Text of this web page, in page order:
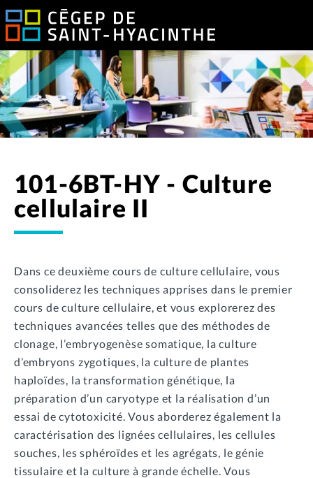
101-6BT-HY - Culture
cellulaire II
Dans ce deuxième cours de culture cellulaire, vous
consoliderez les techniques apprises dans le premier
cours de culture cellulaire, et vous explorerez des
techniques avancées telles que des méthodes de
clonage, l’embryogenèse somatique, la culture
d’embryons zygotiques, la culture de plantes
haploïdes, la transformation génétique, la
préparation d’un caryotype et la réalisation d’un
essai de cytotoxicité. Vous aborderez également la
caractérisation des lignées cellulaires, les cellules
souches, les sphéroïdes et les agrégats, le génie
tissulaire et la culture à grande échelle. Vous